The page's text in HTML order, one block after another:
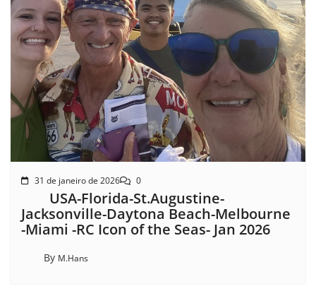
31 de janeiro de 2026 0
USA-Florida-St.Augustine-
Jacksonville-Daytona Beach-Melbourne
-Miami -RC Icon of the Seas- Jan 2026
By M.Hans